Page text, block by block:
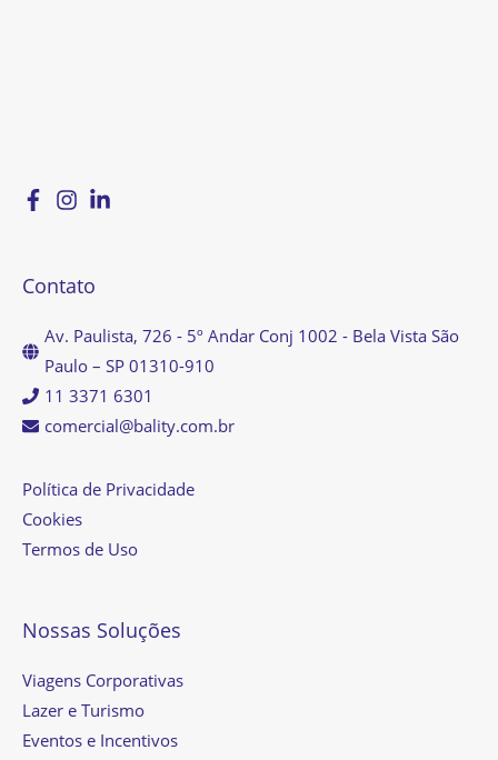
Contato
Av. Paulista, 726 - 5º Andar Conj 1002 - Bela Vista São
Paulo – SP 01310-910
11 3371 6301
comercial@bality.com.br
Política de Privacidade
Cookies
Termos de Uso
Nossas Soluções
Viagens Corporativas
Lazer e Turismo
Eventos e Incentivos